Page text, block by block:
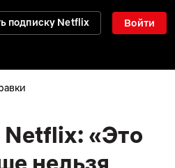
подписку Netflix Войти
«Это
нельзя